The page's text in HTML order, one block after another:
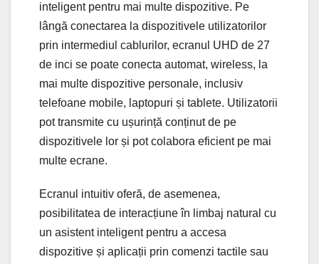
inteligent pentru mai multe dispozitive. Pe
lângă conectarea la dispozitivele utilizatorilor
prin intermediul cablurilor, ecranul UHD de 27
de inci se poate conecta automat, wireless, la
mai multe dispozitive personale, inclusiv
telefoane mobile, laptopuri și tablete. Utilizatorii
pot transmite cu ușurință conținut de pe
dispozitivele lor și pot colabora eficient pe mai
multe ecrane.
Ecranul intuitiv oferă, de asemenea,
posibilitatea de interacțiune în limbaj natural cu
un asistent inteligent pentru a accesa
dispozitive și aplicații prin comenzi tactile sau